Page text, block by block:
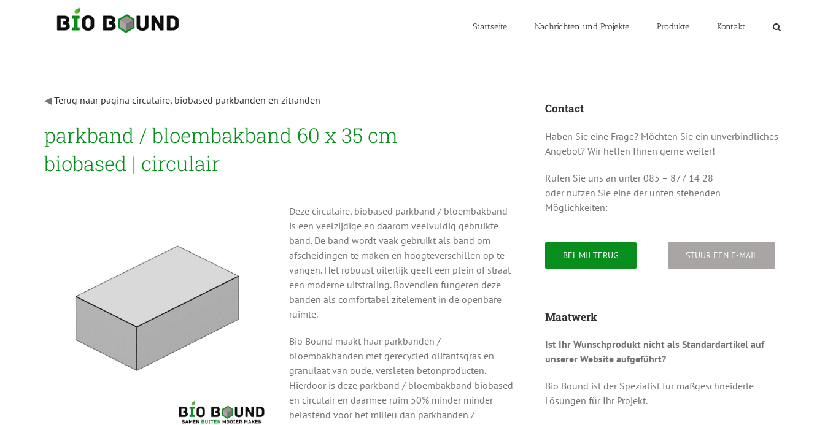
Startseite Nachrichten und Projekte Produkte Kontakt
◀Terug naar pagina circulaire, biobased parkbanden en zitranden
parkband / bloembakband 60 x 35 cm
biobased | circulair
Deze circulaire, biobased parkband / bloembakband
is een veelzijdige en daarom veelvuldig gebruikte
band. De band wordt vaak gebruikt als band om
afscheidingen te maken en hoogteverschillen op te
vangen. Het robuust uiterlijk geeft een plein of straat
een moderne uitstraling. Bovendien fungeren deze
banden als comfortabel zitelement in de openbare
ruimte.
Bio Bound maakt haar parkbanden /
bloembakbanden met gerecycled olifantsgras en
granulaat van oude, versleten betonproducten.
Hierdoor is deze parkband / bloembakband biobased
én circulair en daarmee ruim 50% minder minder
belastend voor het milieu dan parkbanden /
Contact
Haben Sie eine Frage? Möchten Sie ein unverbindliches
Angebot? Wir helfen Ihnen gerne weiter!
Rufen Sie uns an unter 085 – 877 14 28
oder nutzen Sie eine der unten stehenden
Möglichkeiten:
BEL MIJ TERUG STUUR EEN E-MAIL
Maatwerk
Ist Ihr Wunschprodukt nicht als Standardartikel auf
unserer Website aufgeführt?
Bio Bound ist der Spezialist für maßgeschneiderte
Lösungen für Ihr Projekt.